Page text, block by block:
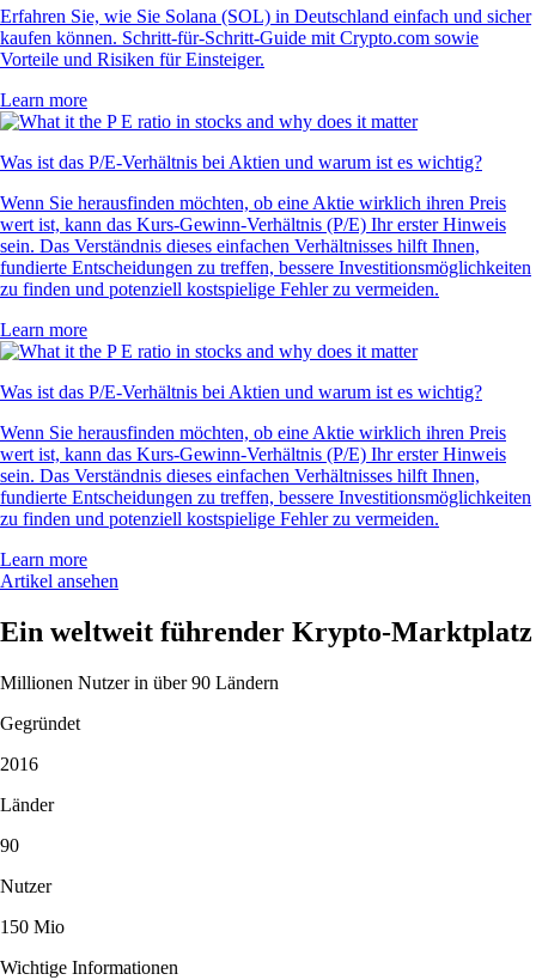
Erfahren Sie, wie Sie Solana (SOL) in Deutschland einfach und sicher
kaufen können. Schritt-für-Schritt-Guide mit Crypto.com sowie
Vorteile und Risiken für Einsteiger.
Learn more
Was ist das P/E-Verhältnis bei Aktien und warum ist es wichtig?
Wenn Sie herausfinden möchten, ob eine Aktie wirklich ihren Preis
wert ist, kann das Kurs-Gewinn-Verhältnis (P/E) Ihr erster Hinweis
sein. Das Verständnis dieses einfachen Verhältnisses hilft Ihnen,
fundierte Entscheidungen zu treffen, bessere Investitionsmöglichkeiten
zu finden und potenziell kostspielige Fehler zu vermeiden.
Learn more
Was ist das P/E-Verhältnis bei Aktien und warum ist es wichtig?
Wenn Sie herausfinden möchten, ob eine Aktie wirklich ihren Preis
wert ist, kann das Kurs-Gewinn-Verhältnis (P/E) Ihr erster Hinweis
sein. Das Verständnis dieses einfachen Verhältnisses hilft Ihnen,
fundierte Entscheidungen zu treffen, bessere Investitionsmöglichkeiten
zu finden und potenziell kostspielige Fehler zu vermeiden.
Learn more
Artikel ansehen
Ein weltweit führender Krypto-Marktplatz
Millionen Nutzer in über 90 Ländern
Gegründet
2016
Länder
90
Nutzer
150 Mio
Wichtige Informationen